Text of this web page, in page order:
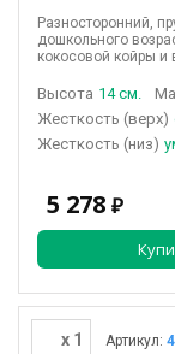
5 278 ₽
Разносторонний,
дошкольного
кокосовой койры
Высота 14 см.
(верх)
(низ)
x 1 Артикул: